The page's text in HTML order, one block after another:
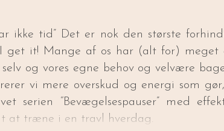
ikke tid” Det er nok den største
get it! Mange af os har (alt for) meget
og vores egne behov og velvære
vi mere overskud og energi som
serien “Bevægelsespauser” med
at træne i en travl hverdag.